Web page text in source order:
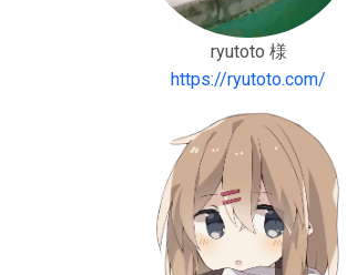
ryutoto 様
https://ryutoto.com/